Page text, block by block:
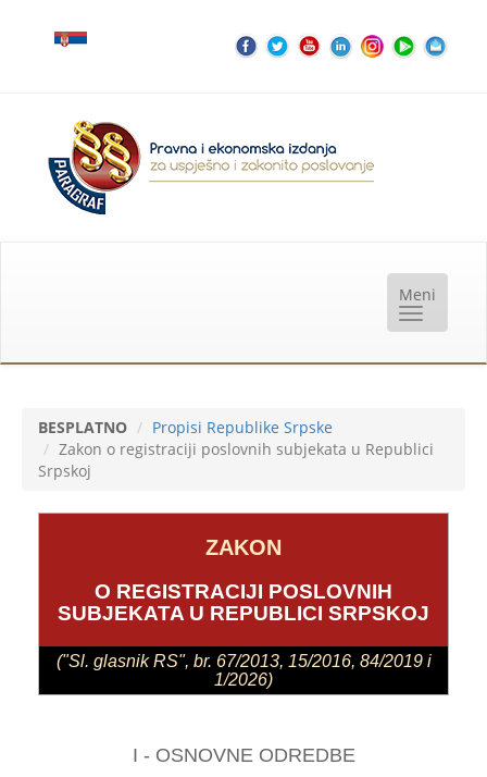
BESPLATNO
Propisi Republike Srpske
Zakon o registraciji poslovnih subjekata u Republici
Srpskoj
ZAKON
O REGISTRACIJI POSLOVNIH
SUBJEKATA U REPUBLICI SRPSKOJ
("Sl. glasnik RS", br. 67/2013, 15/2016, 84/2019 i
1/2026)
I - OSNOVNE ODREDBE